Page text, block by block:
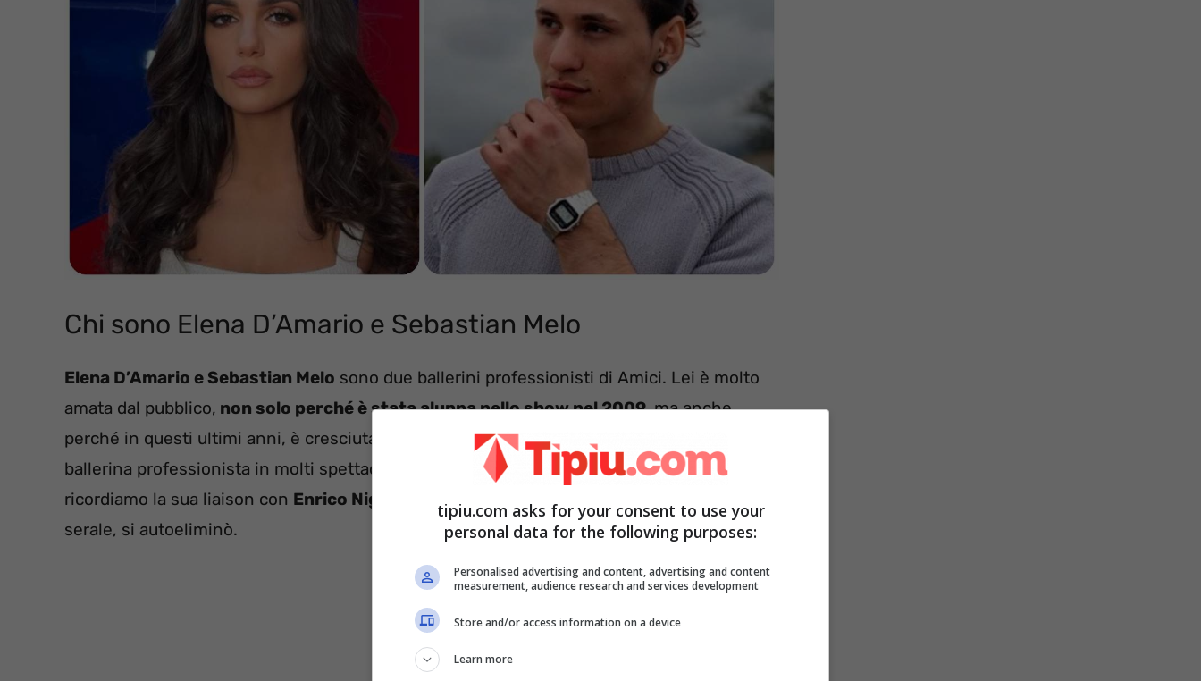
Chi sono Elena D’Amario e Sebastian Melo
Elena D’Amario e Sebastian Melo sono due ballerini professionisti di Amici. Lei è molto
amata dal pubblico, non solo perché è stata alunna nello show nel 2009,ma anche
perché in questi ultimi anni, è cresciuta molto professionalmente, affermandosi come
ballerina professionista in molti spettacoli di prestigio, anche internazionali. Di lei
ricordiamo la sua liaison con Enrico Nigiotti
e del gesto altruista di lui, che per salvarla al
serale, si autoeliminò.
tipiu.com asks for your consent to use your
personal data for the following purposes:
Personalised advertising and content, advertising and content
measurement, audience research and services development
Store and/or access information on a device
Learn more